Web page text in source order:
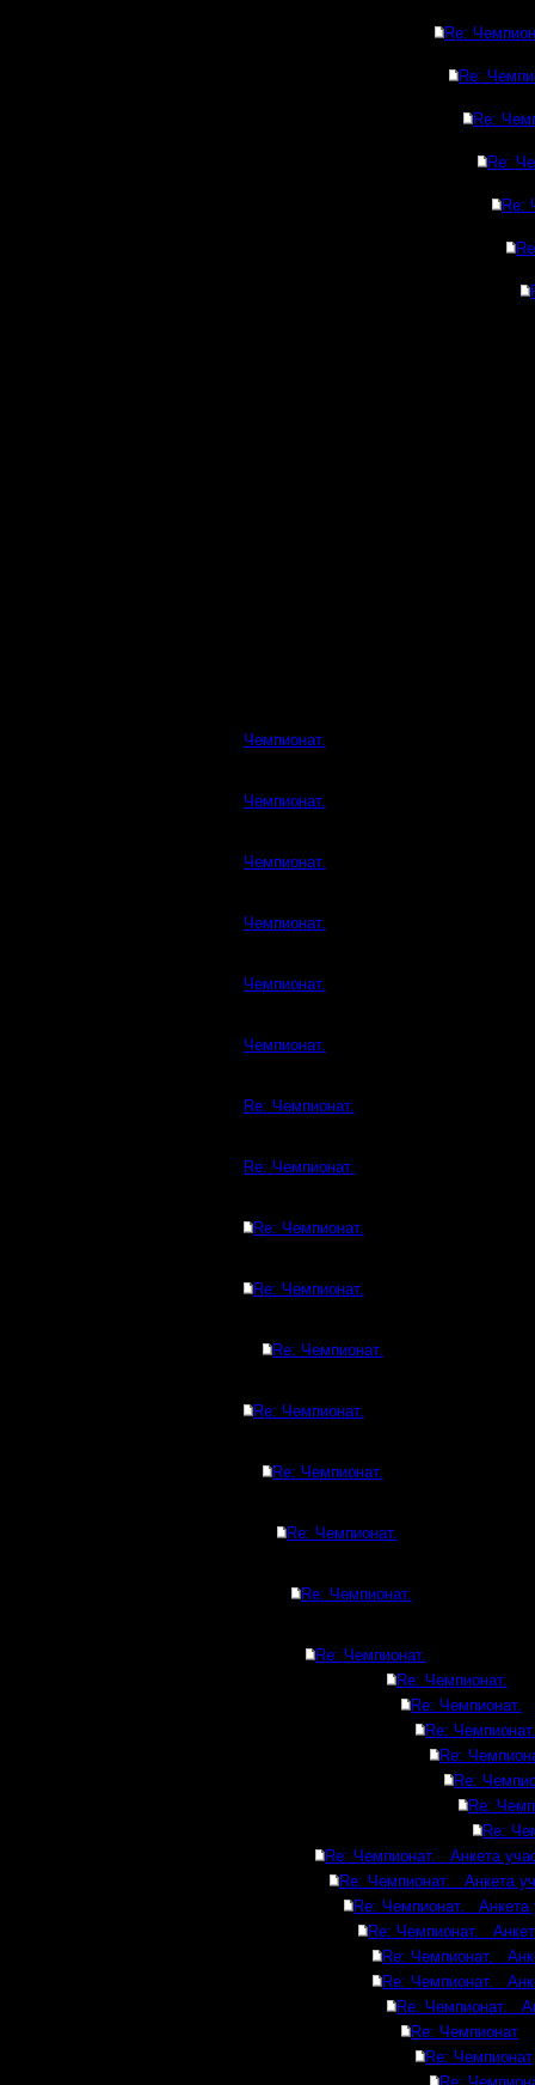
Re:
Re:
Re:
Re:
Re:
Чемпионат.
Чемпионат.
Чемпионат.
Чемпионат.
Чемпионат.
Чемпионат.
Re: Чемпионат.
Re: Чемпионат.
Re: Чемпионат.
Re: Чемпионат.
Re: Чемпионат.
Re: Чемпионат.
Re: Чемпионат.
Re: Чемпионат.
Re: Чемпионат.
Re: Чемпионат.
Re: Чемпионат.
Re: Чемпионат.
Re: Чемпионат.
Re:
Re:
Re:
Re:
Re: Чемпионат. Анкета
Re: Чемпионат. Анкета
Re: Чемпионат. Анкета
Re: Чемпионат.
Re: Чемпионат.
Re: Чемпионат.
Re: Чемпионат.
Re: Чемпионат
Re: Чемпионат